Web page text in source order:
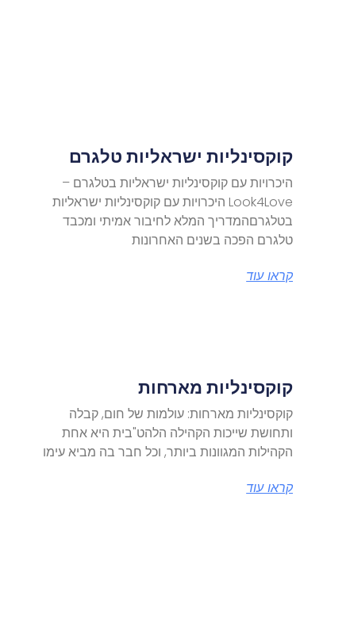
קוקסינליות ישראליות טלגרם
היכרויות עם קוקסינליות ישראליות בטלגרם –
Look4Love היכרויות עם קוקסינליות ישראליות
בטלגרםהמדריך המלא לחיבור אמיתי ומכבד
טלגרם הפכה בשנים האחרונות
קראו עוד
קוקסינליות מארחות
קוקסינליות מארחות: עולמות של חום, קבלה
ותחושת שייכות הקהילה הלהט"בית היא אחת
הקהילות המגוונות ביותר, וכל חבר בה מביא עימו
קראו עוד